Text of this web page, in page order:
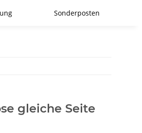
Sonderposten
gleiche Seite